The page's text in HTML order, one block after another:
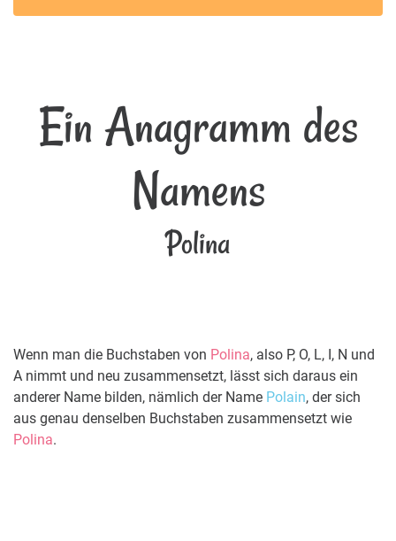
Ein Anagramm des
Namens
Polina
Wenn man die Buchstaben von Polina, also P, O, L, I, N und
A nimmt und neu zusammensetzt, lässt sich daraus ein
anderer Name bilden, nämlich der Name Polain, der sich
aus genau denselben Buchstaben zusammensetzt wie
Polina.